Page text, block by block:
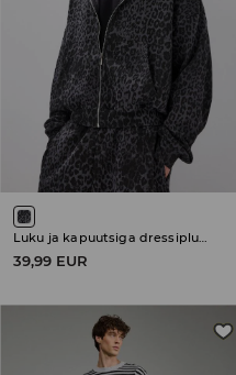
39,99 EUR